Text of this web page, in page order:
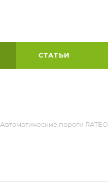
СТАТЬИ
Автоматические пороги RATEO